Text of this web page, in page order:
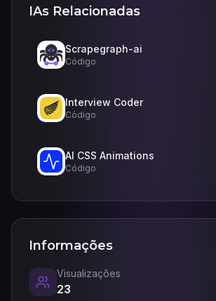
IAs Relacionadas
Scrapegraph-ai
Código
Interview Coder
Código
AI CSS Animations
Código
Informações
Visualizações
23